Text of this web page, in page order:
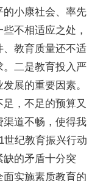
小康社会、率先
不相适应之处，
、教育质量还不适
。二是教育投入严
展的重要因素。
，不足的预算又
道不畅，使得我
世纪教育振兴行动
的矛盾十分突
实施素质教育的